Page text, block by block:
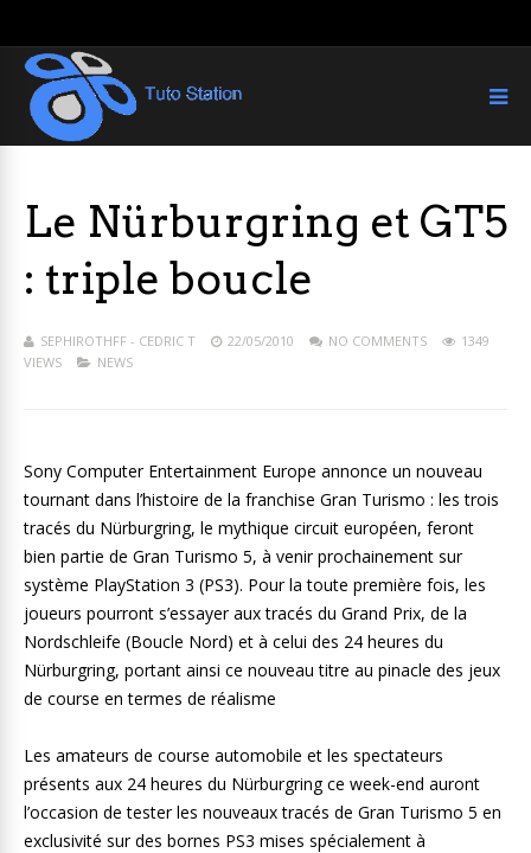
Le Nürburgring et GT5
: triple boucle
SEPHIROTHFF - CEDRIC T 22/05/2010 NO COMMENTS
1349
VIEWS
NEWS
Sony Computer Entertainment Europe annonce un nouveau
tournant dans l’histoire de la franchise Gran Turismo : les trois
tracés du Nürburgring, le mythique circuit européen, feront
bien partie de Gran Turismo 5, à venir prochainement sur
système PlayStation 3 (PS3). Pour la toute première fois, les
joueurs pourront s’essayer aux tracés du Grand Prix, de la
Nordschleife (Boucle Nord) et à celui des 24 heures du
Nürburgring, portant ainsi ce nouveau titre au pinacle des jeux
de course en termes de réalisme
Les amateurs de course automobile et les spectateurs
présents aux 24 heures du Nürburgring ce week-end auront
l’occasion de tester les nouveaux tracés de Gran Turismo 5 en
exclusivité sur des bornes PS3 mises spécialement à